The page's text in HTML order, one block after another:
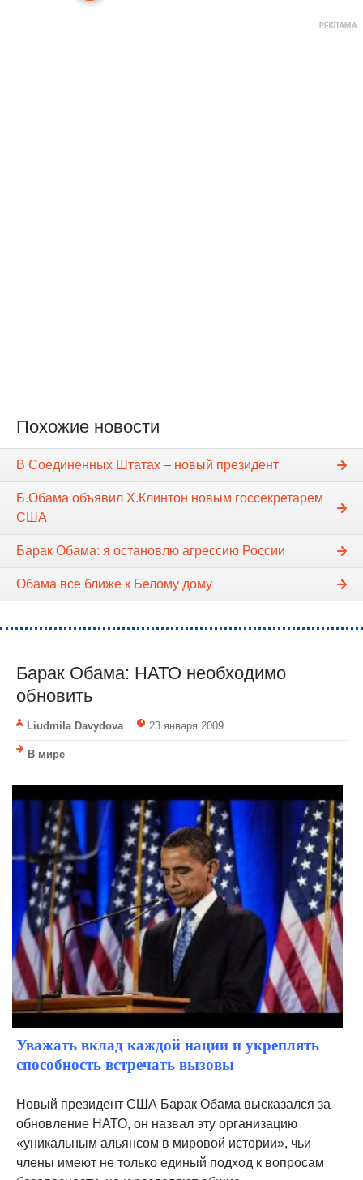
Похожие новости
В Соединенных Штатах – новый президент
Б.Обама объявил Х.Клинтон новым госсекретарем
США
Барак Обама: я остановлю агрессию России
Обама все ближе к Белому дому
Барак Обама: НАТО необходимо
обновить
Liudmila Davydova 23 января 2009
В мире
Уважать вклад каждой нации и укреплять
способность встречать вызовы
Новый президент США Барак Обама высказался за
обновление НАТО, он назвал эту организацию
«уникальным альянсом в мировой истории», чьи
члены имеют не только единый подход к вопросам